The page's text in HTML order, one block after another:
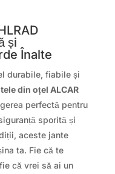
și
Înalte
durabile, fiabile și
din oțel ALCAR
perfectă pentru
sporită și
aceste jante
ta. Fie că te
că vrei să ai un